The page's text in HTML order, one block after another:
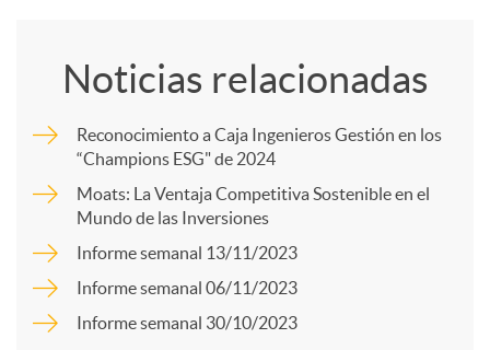
e
m
p
a
r
Noticias relacionadas
Reconocimiento a Caja Ingenieros Gestión en los
“Champions ESG" de 2024
Moats: La Ventaja Competitiva Sostenible en el
Mundo de las Inversiones
Informe semanal 13/11/2023
Informe semanal 06/11/2023
Informe semanal 30/10/2023